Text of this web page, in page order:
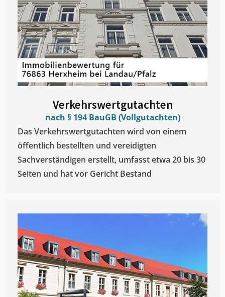
Verkehrswertgutachten
nach § 194 BauGB (Vollgutachten)
Das Verkehrswertgutachten wird von einem
öffentlich bestellten und vereidigten
Sachverständigen erstellt, umfasst etwa 20 bis 30
Seiten und hat vor Gericht Bestand